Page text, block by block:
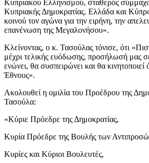
Κυπριακού Ελληνισμού, σταθερός
Κυπριακής Δημοκρατίας. Ελλάδα και
κοινού τον αγώνα για την ειρήνη, την
επανένωση της Μεγαλονήσου».
Κλείνοντας, ο κ. Τασούλας τόνισε, ότι
μέχρι τελικής ευόδωσης, προσήλωσή μας
ενώνει, θα συσπειρώνει και θα κινητοποιεί
Έθνους».
Ακολουθεί η ομιλία του Προέδρου της
Τασούλα:
«Κύριε Πρόεδρε της Δημοκρατίας,
Κυρία Πρόεδρε της Βουλής των
Κυρίες και Κύριοι Βουλευτές,